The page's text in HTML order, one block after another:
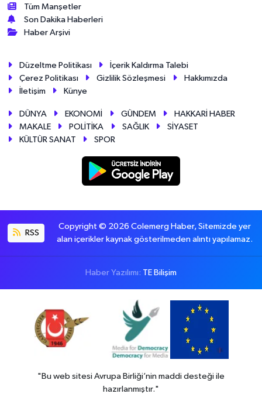
Tüm Manşetler
Son Dakika Haberleri
Haber Arşivi
Düzeltme Politikası
İçerik Kaldırma Talebi
Çerez Politikası
Gizlilik Sözleşmesi
Hakkımızda
İletişim
Künye
DÜNYA EKONOMİ GÜNDEM
HAKKARİ HABER
MAKALE
POLİTİKA SAĞLIK
SİYASET
KÜLTÜR SANAT
SPOR
RSS
Copyright © 2026 Colemerg Haber, Sitemizde yer
alan içerikler kaynak gösterilmeden alıntı yapılamaz.
Haber Yazılımı: TE Bilişim
"Bu web sitesi Avrupa Birliği’nin maddi desteği ile
hazırlanmıştır."